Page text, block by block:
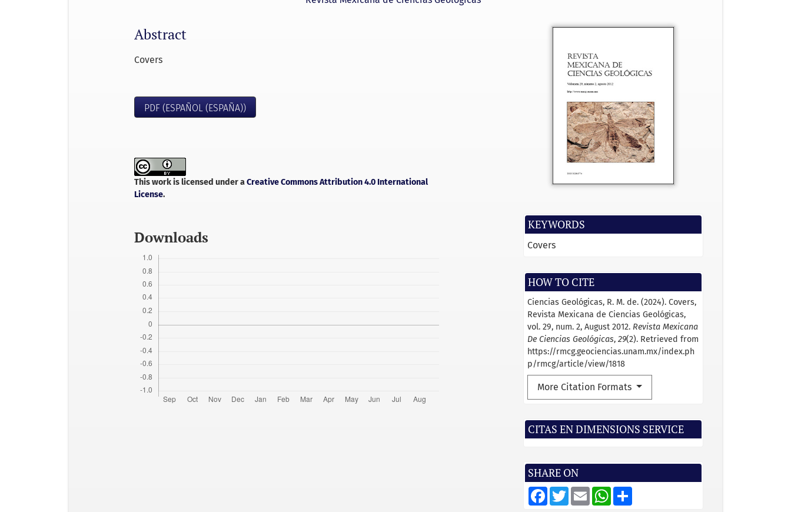
KEYWORDS
Covers
HOW TO CITE
Ciencias Geológicas, R. M. de. (2024). Covers,
Revista Mexicana de Ciencias Geológicas,
vol. 29, num. 2, August 2012. Revista Mexicana
De Ciencias Geológicas,29(2). Retrieved from
https://rmcg.geociencias.unam.mx/index.ph
p/rmcg/article/view/1818
More Citation Formats
CITAS EN DIMENSIONS SERVICE
SHARE ON
F
a
T
w
E
m
W
Abstract
Covers
PDF (ESPAÑOL (ESPAÑA))
This work is licensed under aCreative Commons Attribution 4.0 International
License.
Downloads